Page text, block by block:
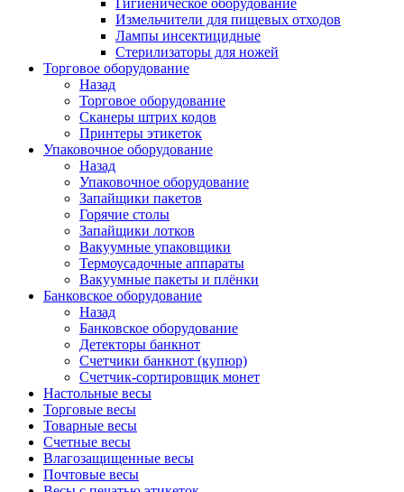
Гигиеническое оборудование
Измельчители для пищевых отходов
Лампы инсектицидные
Стерилизаторы для ножей
Торговое оборудование
Назад
Торговое оборудование
Сканеры штрих кодов
Принтеры этикеток
Упаковочное оборудование
Назад
Упаковочное оборудование
Запайщики пакетов
Горячие столы
Запайщики лотков
Вакуумные упаковщики
Термоусадочные аппараты
Вакуумные пакеты и плёнки
Банковское оборудование
Назад
Банковское оборудование
Детекторы банкнот
Cчетчики банкнот (купюр)
Счетчик-сортировщик монет
Настольные весы
Торговые весы
Товарные весы
Счетные весы
Влагозащищенные весы
Почтовые весы